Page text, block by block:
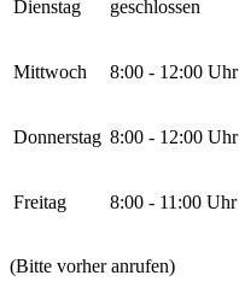
Dienstag geschlossen
Mittwoch 8:00 - 12:00 Uhr
Donnerstag 8:00 - 12:00 Uhr
Freitag 8:00 - 11:00 Uhr
(Bitte vorher anrufen)